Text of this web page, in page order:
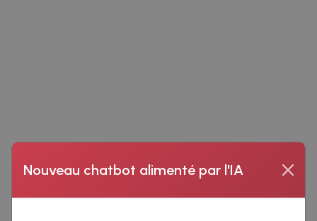
Nouveau chatbot alimenté par l'IA